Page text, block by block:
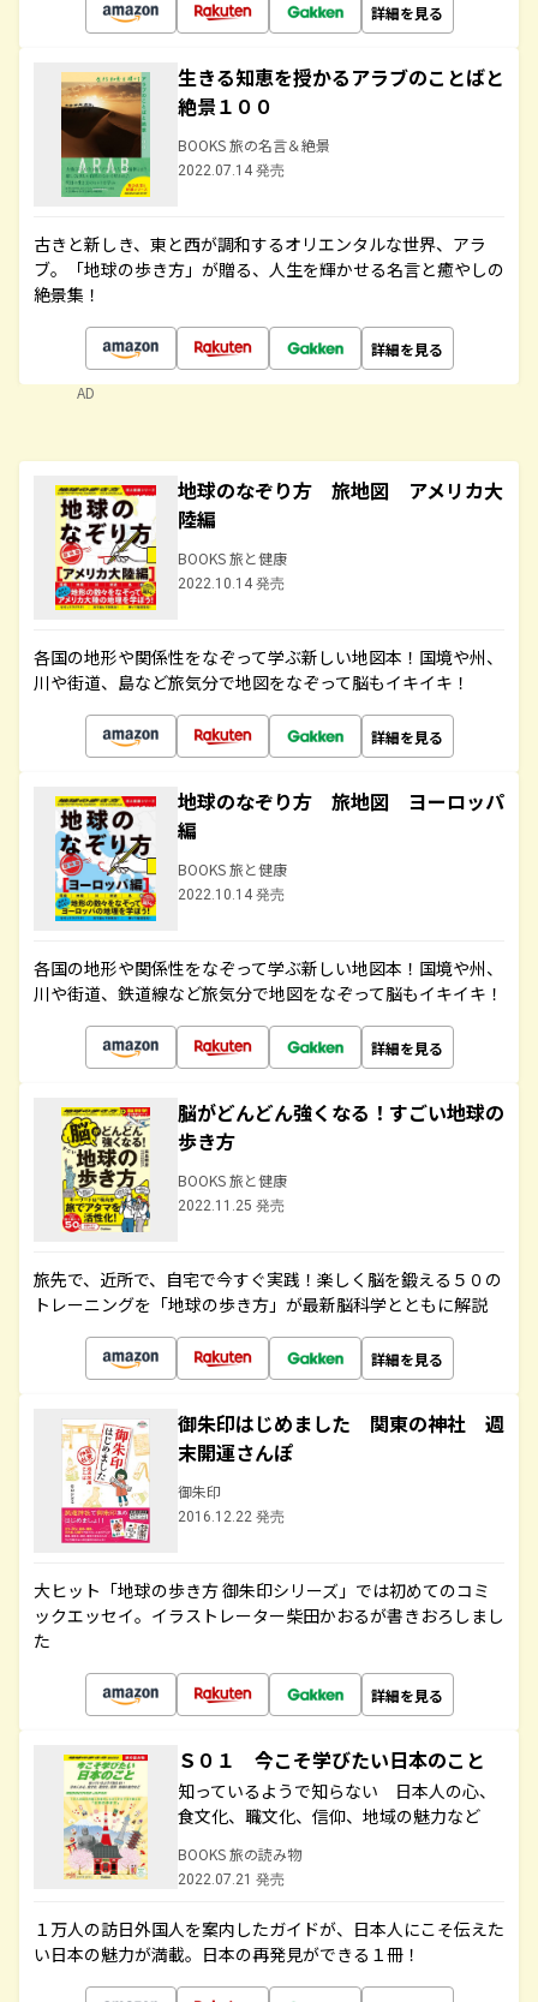
詳細を見る
生きる知恵を授かるアラブのことばと
絶景１００
BOOKS 旅の名言＆絶景
2022.07.14 発売
古きと新しき、東と西が調和するオリエンタルな世界、アラ
ブ。「地球の歩き方」が贈る、人生を輝かせる名言と癒やしの
絶景集！
詳細を見る
AD
地球のなぞり方 旅地図 アメリカ大
陸編
BOOKS 旅と健康
2022.10.14 発売
各国の地形や関係性をなぞって学ぶ新しい地図本！国境や州、
川や街道、島など旅気分で地図をなぞって脳もイキイキ！
詳細を見る
地球のなぞり方 旅地図 ヨーロッパ
編
BOOKS 旅と健康
2022.10.14 発売
各国の地形や関係性をなぞって学ぶ新しい地図本！国境や州、
川や街道、鉄道線など旅気分で地図をなぞって脳もイキイキ！
詳細を見る
脳がどんどん強くなる！すごい地球の
歩き方
BOOKS 旅と健康
2022.11.25 発売
旅先で、近所で、自宅で今すぐ実践！楽しく脳を鍛える５０の
トレーニングを「地球の歩き方」が最新脳科学とともに解説
詳細を見る
御朱印はじめました 関東の神社 週
末開運さんぽ
御朱印
2016.12.22 発売
大ヒット「地球の歩き方 御朱印シリーズ」では初めてのコミ
ックエッセイ。イラストレーター柴田かおるが書きおろしまし
た
詳細を見る
Ｓ０１ 今こそ学びたい日本のこと
知っているようで知らない 日本人の心、
食文化、職文化、信仰、地域の魅力など
BOOKS 旅の読み物
2022.07.21 発売
１万人の訪日外国人を案内したガイドが、日本人にこそ伝えた
い日本の魅力が満載。日本の再発見ができる１冊！